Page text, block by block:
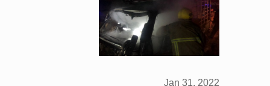
Jan 31, 2022